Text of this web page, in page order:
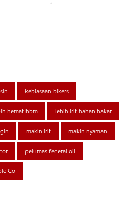
kebiasaan bikers
hemat bbm lebih irit bahan bakar
makin irit makin nyaman
pelumas federal oil
Co